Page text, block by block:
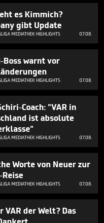
es Kimmich?
gibt Update
MEDIATHEK HIGHLIGHTS 07.08.
Boss warnt vor
MEDIATHEK HIGHLIGHTS 07.08.
Coach: "VAR in
ist absolute
MEDIATHEK HIGHLIGHTS 07.08.
Worte von Neuer zur
MEDIATHEK HIGHLIGHTS 07.08.
VAR der Welt? Das